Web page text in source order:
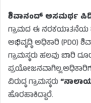
ಶಿವಾನಂದ್ ಅಸಮರ್ಥ
ಗ್ರಾಮದ ಈ ನರಕಯಾತನೆಯ
ಅಭಿವೃದ್ಧಿ ಅಧಿಕಾರಿ (PDO)
ಗ್ರಾಮಸ್ಥರು ಹಲವು ಬಾರಿ
ವಿರುದ್ಧ ಗ್ರಾಮಸ್ಥರು
ಹೊರಹಾಕಿದ್ದಾರೆ.